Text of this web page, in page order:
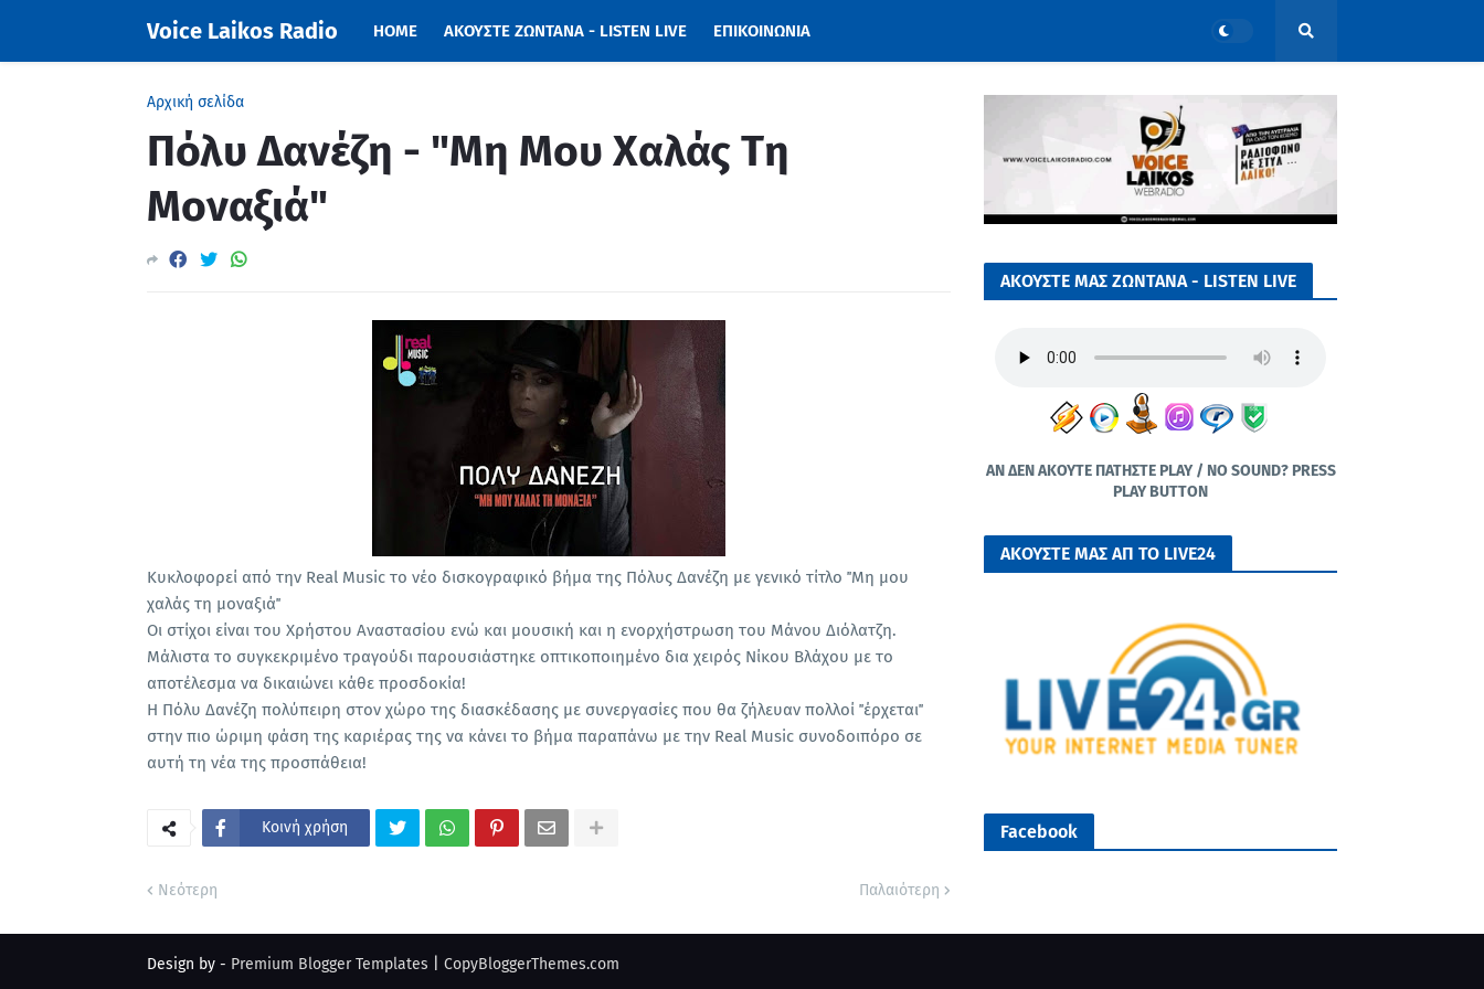
Voice Laikos Radio HOME ΑΚΟΥΣΤΕ ΖΩΝΤΑΝΑ - LISTEN LIVE ΕΠΙΚΟΙΝΩΝΙΑ
Αρχική σελίδα
Πόλυ Δανέζη - "Μη Mου Xαλάς Tη
Mοναξιά"
Κυκλοφορεί από την Real Music το νέο δισκογραφικό βήμα της Πόλυς Δανέζη με γενικό τίτλο ΄΄Μη μου
χαλάς τη μοναξιά΄΄
Οι στίχοι είναι του Χρήστου Αναστασίου ενώ και μουσική και η ενορχήστρωση του Μάνου Διόλατζη.
Μάλιστα το συγκεκριμένο τραγούδι παρουσιάστηκε οπτικοποιημένο δια χειρός Νίκου Βλάχου με το
αποτέλεσμα να δικαιώνει κάθε προσδοκία!
Η Πόλυ Δανέζη πολύπειρη στον χώρο της διασκέδασης με συνεργασίες που θα ζήλευαν πολλοί ΄΄έρχεται΄΄
στην πιο ώριμη φάση της καριέρας της να κάνει το βήμα παραπάνω με την Real Music συνοδοιπόρο σε
αυτή τη νέα της προσπάθεια!
Κοινή χρήση
Νεότερη Παλαιότερη
ΑΚΟΥΣΤΕ ΜΑΣ ΖΩΝΤΑΝΑ - LISTEN LIVE
ΑΝ ΔΕΝ ΑΚΟΥΤΕ ΠΑΤΗΣΤΕ PLAY / NO SOUND? PRESS
PLAY BUTTON
ΑΚΟΥΣΤΕ ΜΑΣ ΑΠ ΤΟ LIVE24
Facebook
Design by - Premium Blogger Templates CopyBloggerThemes.com